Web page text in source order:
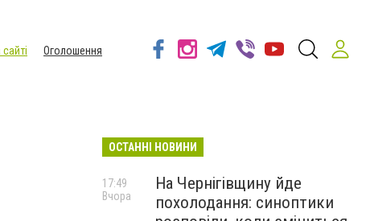
Оголошення
ОСТАННІ НОВИНИ
На Чернігівщину йде
похолодання: синоптики
17:49
Вчора